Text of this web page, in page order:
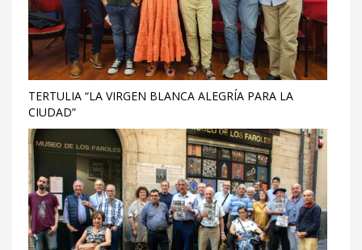
TERTULIA “LA VIRGEN BLANCA ALEGRÍA PARA LA
CIUDAD”